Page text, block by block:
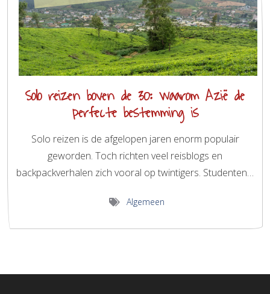
Solo reizen boven de 30: waarom Azië de
perfecte bestemming is
Solo reizen is de afgelopen jaren enorm populair
geworden. Toch richten veel reisblogs en
backpackverhalen zich vooral op twintigers. Studenten…
Algemeen